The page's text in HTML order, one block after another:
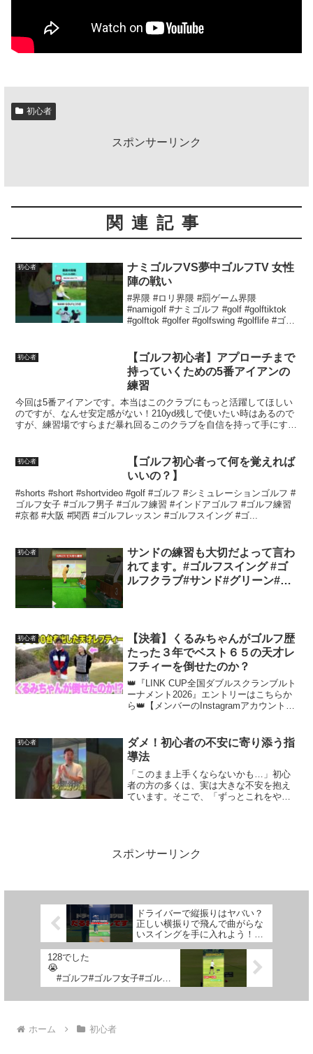
初心者
スポンサーリンク
関連記事
初心者
ナミゴルフVS夢中ゴルフTV 女性
陣の戦い
#界隈 #ロリ界隈 #罰ゲーム界隈
#namigolf #ナミゴルフ #golf #golftiktok
#golftok #golfer #golfswing #golflife #ゴル
初心者
【ゴルフ初心者】アプローチまで
持っていくための5番アイアンの
練習
今回は5番アイアンです。本当はこのクラブにもっと活躍してほしい
のですが、なんせ安定感がない！210yd残しで使いたい時はあるので
すが、練習場ですらまだ暴れ回るこのクラブを自信を持って手にする
初心者
【ゴルフ初心者って何を覚えれば
いいの？】
#shorts #short #shortvideo #golf #ゴルフ #シミュレーションゴルフ #
ゴルフ女子 #ゴルフ男子 #ゴルフ練習 #インドアゴルフ #ゴルフ練習
#京都 #大阪 #関西 #ゴルフレッスン #ゴルフスイング #ゴ...
初心者
サンドの練習も大切だよって言わ
れてます。#ゴルフスイング #ゴ
ルフクラブ#サンド#グリーン#バ
初心者
【決着】くるみちゃんがゴルフ歴
たった３年でベスト６５の天才レ
フチィーを倒せたのか？
👑『LINK CUP全国ダブルスクランブルト
ーナメント2026』エントリーはこちらか
ら👑【メンバーのInstagramアカウント】
用しているウェアは...
初心者
ダメ！初心者の不安に寄り添う指
導法
「このまま上手くならないかも…」初心
者の方の多くは、実は大きな不安を抱え
ています。そこで、「ずっとこれをやっ
スポンサーリンク
ドライバーで縦振りはヤバい？
正しい横振りで飛んで曲がらな
いスイングを手に入れよう！
#300ヤード #ゴルフ #ゴルフレ
ッスン #ドライバー #ドライバ
ーショット #ゴルフ初心者 #ゴ
ルフ基本
128でした
😭
#ゴルフ#ゴルフ女子#ゴルフ
初心者#2025年スタート#成長記
録#100切り#年内目標
ホーム 初心者